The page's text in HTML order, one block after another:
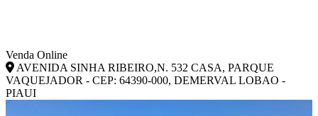
Venda Online
AVENIDA SINHA RIBEIRO,N. 532 CASA, PARQUE
VAQUEJADOR - CEP: 64390-000, DEMERVAL LOBAO -
PIAUI